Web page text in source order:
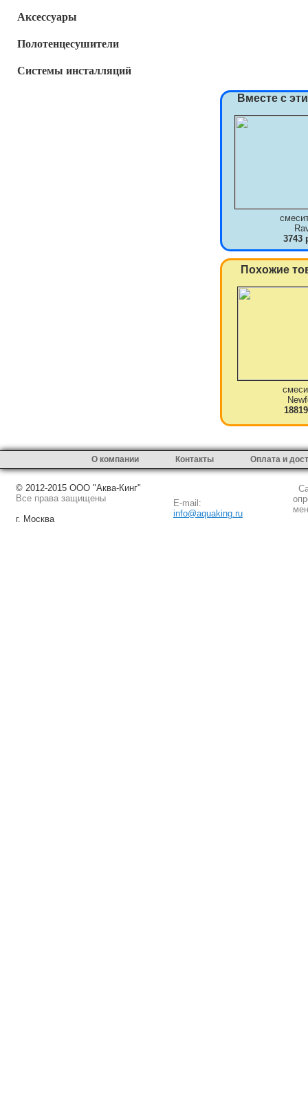
Аксессуары
Полотенцесушители
Системы инсталляций
Вместе с
3743
Похожие
О компании Контакты Оплата и
© 2012-2015 ООО "Аква-Кинг"
Все права защищены
г. Москва
E-mail:
info@aquaking.ru